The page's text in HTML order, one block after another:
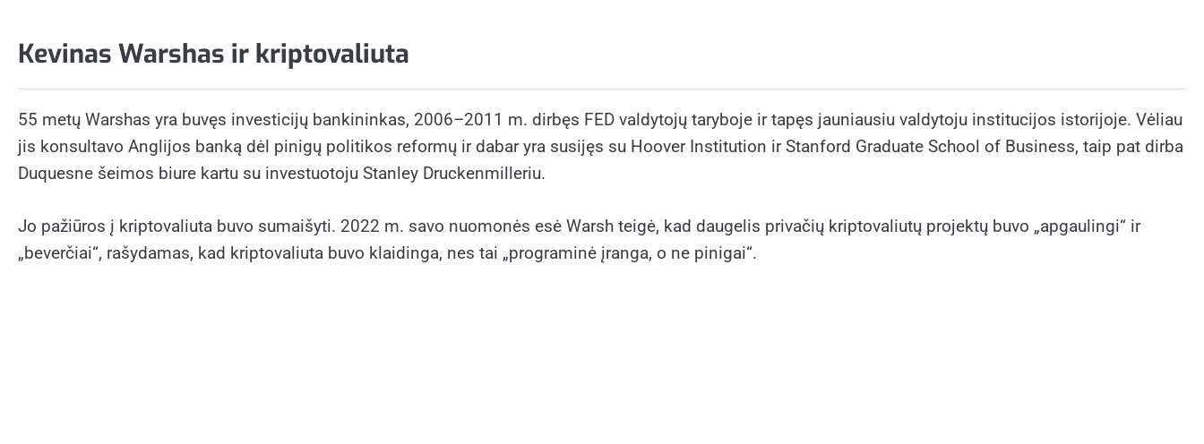
Kevinas Warshas ir kriptovaliuta
55 metų Warshas yra buvęs investicijų bankininkas, 2006–2011 m. dirbęs FED valdytojų taryboje ir tapęs jauniausiu valdytoju institucijos istorijoje. Vėliau
jis konsultavo Anglijos banką dėl pinigų politikos reformų ir dabar yra susijęs su Hoover Institution ir Stanford Graduate School of Business, taip pat dirba
Duquesne šeimos biure kartu su investuotoju Stanley Druckenmilleriu.
Jo pažiūros į kriptovaliuta buvo sumaišyti. 2022 m. savo nuomonės esė Warsh teigė, kad daugelis privačių kriptovaliutų projektų buvo „apgaulingi“ ir
„beverčiai“, rašydamas, kad kriptovaliuta buvo klaidinga, nes tai „programinė įranga, o ne pinigai“.